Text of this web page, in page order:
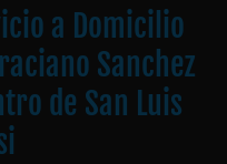
a Domicilio
Sanchez
de San Luis